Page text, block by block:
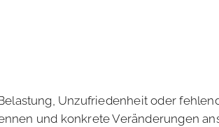
Unzufriedenheit oder
und konkrete Veränderungen